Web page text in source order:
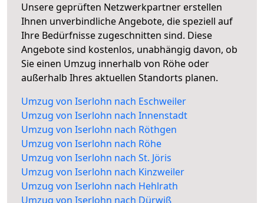
Unsere geprüften Netzwerkpartner erstellen
Ihnen unverbindliche Angebote, die speziell auf
Ihre Bedürfnisse zugeschnitten sind. Diese
Angebote sind kostenlos, unabhängig davon, ob
Sie einen Umzug innerhalb von Röhe oder
außerhalb Ihres aktuellen Standorts planen.
Umzug von Iserlohn nach Eschweiler
Umzug von Iserlohn nach Innenstadt
Umzug von Iserlohn nach Röthgen
Umzug von Iserlohn nach Röhe
Umzug von Iserlohn nach St. Jöris
Umzug von Iserlohn nach Kinzweiler
Umzug von Iserlohn nach Hehlrath
Umzug von Iserlohn nach Dürwiß